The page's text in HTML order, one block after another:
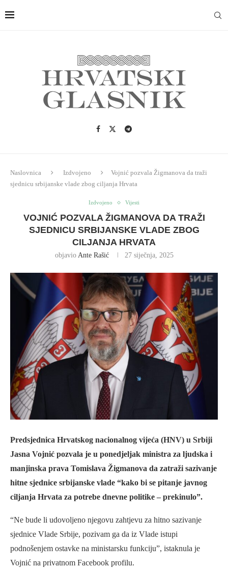
Naslovnica Izdvojeno
Vojnić pozvala Žigmanova da traži
sjednicu srbijanske vlade zbog ciljanja Hrvata
Izdvojeno Vijesti
VOJNIĆ POZVALA ŽIGMANOVA DA TRAŽI
SJEDNICU SRBIJANSKE VLADE ZBOG
CILJANJA HRVATA
objavio Ante Rašić 27 siječnja, 2025
Predsjednica Hrvatskog nacionalnog vijeća (HNV) u Srbiji
Jasna Vojnić pozvala je u ponedjeljak ministra za ljudska i
manjinska prava Tomislava Žigmanova da zatraži sazivanje
hitne sjednice srbijanske vlade “kako bi se pitanje javnog
ciljanja Hrvata za potrebe dnevne politike – prekinulo”.
“Ne bude li udovoljeno njegovu zahtjevu za hitno sazivanje
sjednice Vlade Srbije, pozivam ga da iz Vlade istupi
podnošenjem ostavke na ministarsku funkciju”, istaknula je
Vojnić na privatnom Facebook profilu.